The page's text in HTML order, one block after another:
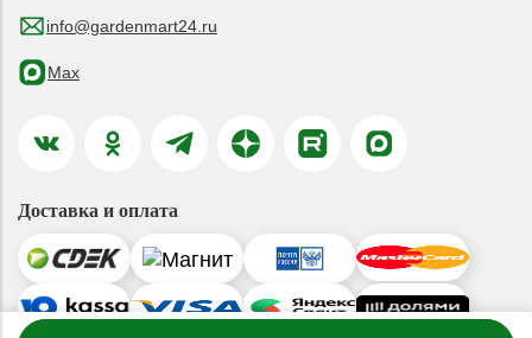
info@gardenmart24.ru
Max
Доставка и оплата